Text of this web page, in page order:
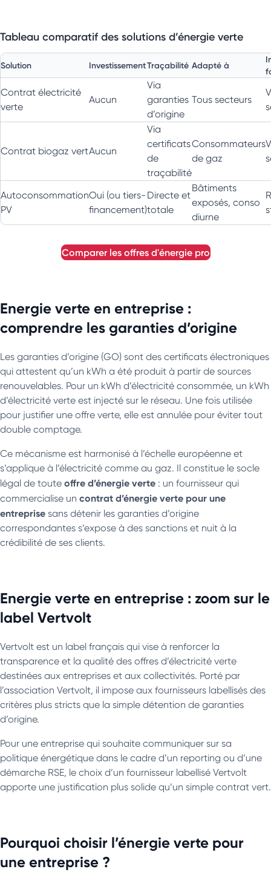
Tableau comparatif des solutions d’énergie verte
Solution InvestissementTraçabilité Adapté à
Contrat électricité
verte
Aucun
Via
garanties
d’origine
Tous secteurs
Contrat biogaz vertAucun
Via
certificats
de
traçabilité
Consommateurs
de gaz
Autoconsommation
PV
Oui (ou tiers-
financement)
Directe et
totale
Bâtiments
exposés, conso
diurne
comparer les offres d'énergie pro
Energie verte en entreprise :
comprendre les garanties d’origine
Les garanties d’origine (GO) sont des certificats électroniques
qui attestent qu’un kWh a été produit à partir de sources
renouvelables. Pour un kWh d’électricité consommée, un kWh
d’électricité verte est injecté sur le réseau. Une fois utilisée
pour justifier une offre verte, elle est annulée pour éviter tout
double comptage.
Ce mécanisme est harmonisé à l’échelle européenne et
s’applique à l’électricité comme au gaz. Il constitue le socle
légal de toute offre d’énergie verte : un fournisseur qui
commercialise un contrat d’énergie verte pour une
entreprise sans détenir les garanties d’origine
correspondantes s’expose à des sanctions et nuit à la
crédibilité de ses clients.
Energie verte en entreprise : zoom sur le
label Vertvolt
Vertvolt est un label français qui vise à renforcer la
transparence et la qualité des offres d’électricité verte
destinées aux entreprises et aux collectivités. Porté par
l’association Vertvolt, il impose aux fournisseurs labellisés des
critères plus stricts que la simple détention de garanties
d’origine.
Pour une entreprise qui souhaite communiquer sur sa
politique énergétique dans le cadre d’un reporting ou d’une
démarche RSE, le choix d’un fournisseur labellisé Vertvolt
apporte une justification plus solide qu’un simple contrat vert.
Pourquoi choisir l’énergie verte pour
une entreprise ?